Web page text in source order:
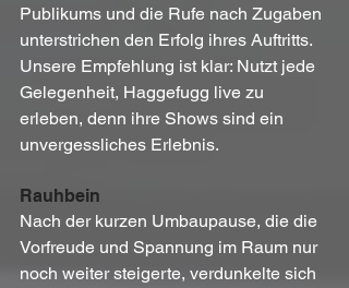
Publikums und die Rufe nach Zugaben
unterstrichen den Erfolg ihres Auftritts.
Unsere Empfehlung ist klar: Nutzt jede
Gelegenheit, Haggefugg live zu
erleben, denn ihre Shows sind ein
unvergessliches Erlebnis.
Rauhbein
Nach der kurzen Umbaupause, die die
Vorfreude und Spannung im Raum nur
noch weiter steigerte, verdunkelte sich